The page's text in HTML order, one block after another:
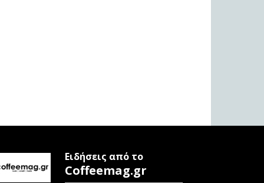
Ειδήσεις από το
Coffeemag.gr